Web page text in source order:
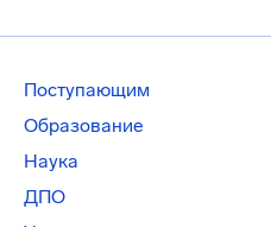
Поступающим
Образование
Наука
ДПО